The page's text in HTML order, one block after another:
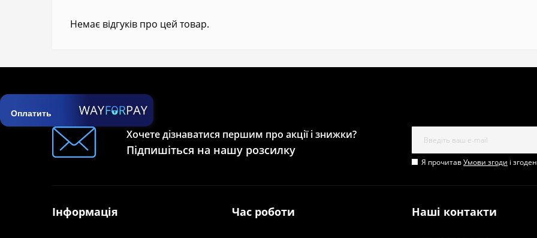
Немає відгуків про цей товар.
Оплатить
Хочете дізнаватися першим про акції і знижки?
Підпишіться на нашу розсилку
Я прочитавУмови згоди і
Інформація Час роботи Наші контакти